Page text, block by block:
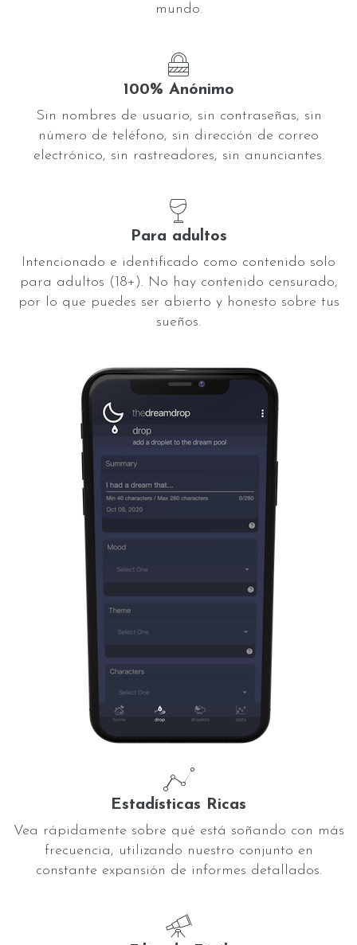
mundo.
100% Anónimo
Sin nombres de usuario, sin contraseñas, sin
número de teléfono, sin dirección de correo
electrónico, sin rastreadores, sin anunciantes.
Para adultos
Intencionado e identificado como contenido solo
para adultos (18+). No hay contenido censurado,
por lo que puedes ser abierto y honesto sobre tus
sueños.
Estadísticas Ricas
Vea rápidamente sobre qué está soñando con más
frecuencia, utilizando nuestro conjunto en
constante expansión de informes detallados.